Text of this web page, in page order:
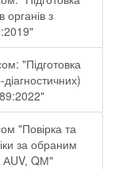
органів з
"Підготовка
"Повірка та
за обраним
АUV, QМ"